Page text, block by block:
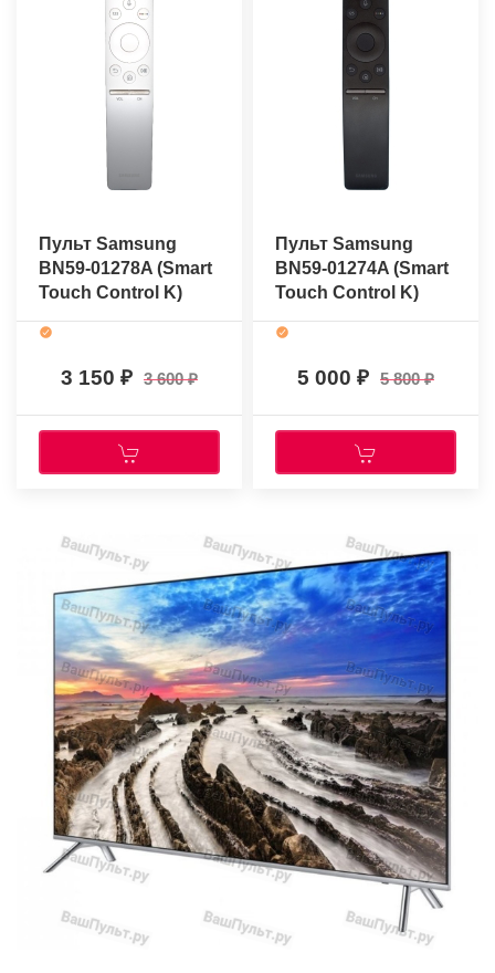
Пульт Samsung
BN59-01278A (Smart
Touch Control K)
(оригинальный)
3 150 3 600
Пульт Samsung
BN59-01274A (Smart
Touch Control K)
(оригинальный)
5 000 5 800